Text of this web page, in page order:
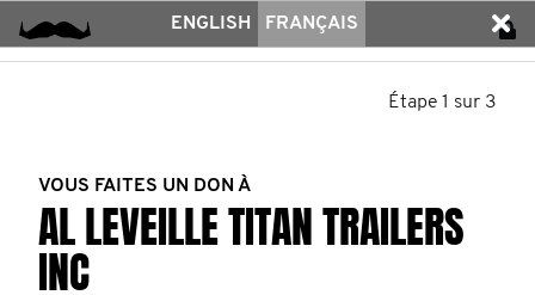
ENGLISH FRANÇAIS
Étape 1 sur 3
VOUS FAITES UN DON À
AL LEVEILLE TITAN TRAILERS
INC